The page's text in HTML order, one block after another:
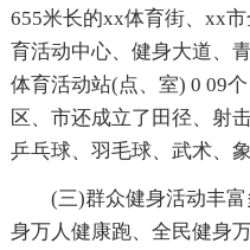
655米长的xx体育街、xx
育活动中心、健身大道、
体育活动站(点、室) 0 09
区、市还成立了田径、射
乒乓球、羽毛球、武术、
(三)群众健身活动丰
身万人健康跑、全民健身